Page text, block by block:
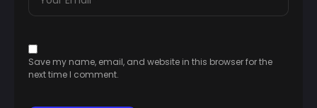
Save my name, email, and website in this browser for the
next time I comment.